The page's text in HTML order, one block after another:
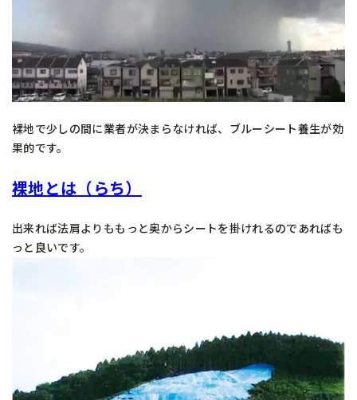
裸地で少しの間に業者が決まらなければ、ブルーシート養生が効
果的です。
裸地とは（らち）
出来れば法肩よりももっと奥からシートを掛けれるのであればも
っと良いです。